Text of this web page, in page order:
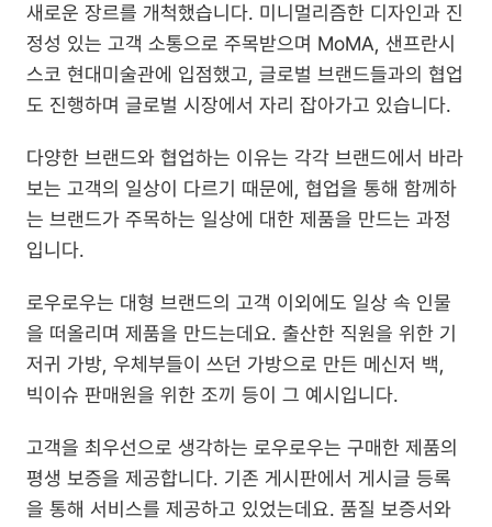
새로운 장르를 개척했습니다. 미니멀리즘한 디자인과 진
정성 있는 고객 소통으로 주목받으며 MoMA, 샌프란시
스코 현대미술관에 입점했고, 글로벌 브랜드들과의 협업
도 진행하며 글로벌 시장에서 자리 잡아가고 있습니다.
다양한 브랜드와 협업하는 이유는 각각 브랜드에서 바라
보는 고객의 일상이 다르기 때문에, 협업을 통해 함께하
는 브랜드가 주목하는 일상에 대한 제품을 만드는 과정
입니다.
로우로우는 대형 브랜드의 고객 이외에도 일상 속 인물
을 떠올리며 제품을 만드는데요. 출산한 직원을 위한 기
저귀 가방, 우체부들이 쓰던 가방으로 만든 메신저 백,
빅이슈 판매원을 위한 조끼 등이 그 예시입니다.
고객을 최우선으로 생각하는 로우로우는 구매한 제품의
평생 보증을 제공합니다. 기존 게시판에서 게시글 등록
을 통해 서비스를 제공하고 있었는데요. 품질 보증서와